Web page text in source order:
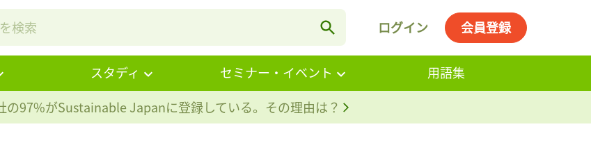
ログイン 会員登録
スタディ セミナー・イベント
用語集
の97%がSustainable Japanに登録している。その理由は？